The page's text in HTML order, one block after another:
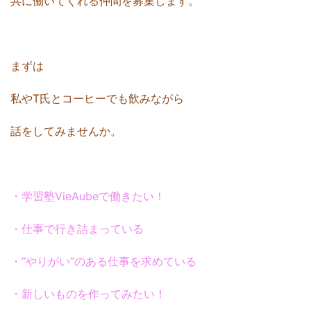
まずは
私やT氏とコーヒーでも飲みながら
話をしてみませんか。
・学習塾VieAubeで働きたい！
・仕事で行き詰まっている
・”やりがい”のある仕事を求めている
・新しいものを作ってみたい！